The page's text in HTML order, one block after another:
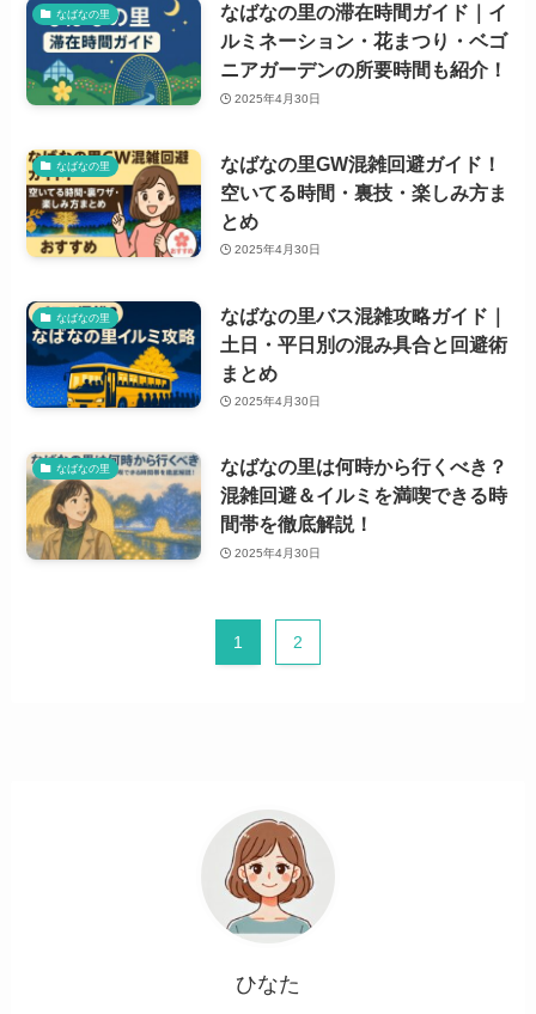
なばなの里
なばなの里の滞在時間ガイド｜イ
ルミネーション・花まつり・ベゴ
ニアガーデンの所要時間も紹介！
2025年4月30日
なばなの里
なばなの里GW混雑回避ガイド！
空いてる時間・裏技・楽しみ方ま
とめ
2025年4月30日
なばなの里
なばなの里バス混雑攻略ガイド｜
土日・平日別の混み具合と回避術
まとめ
2025年4月30日
なばなの里
なばなの里は何時から行くべき？
混雑回避＆イルミを満喫できる時
間帯を徹底解説！
2025年4月30日
1 2
ひなた